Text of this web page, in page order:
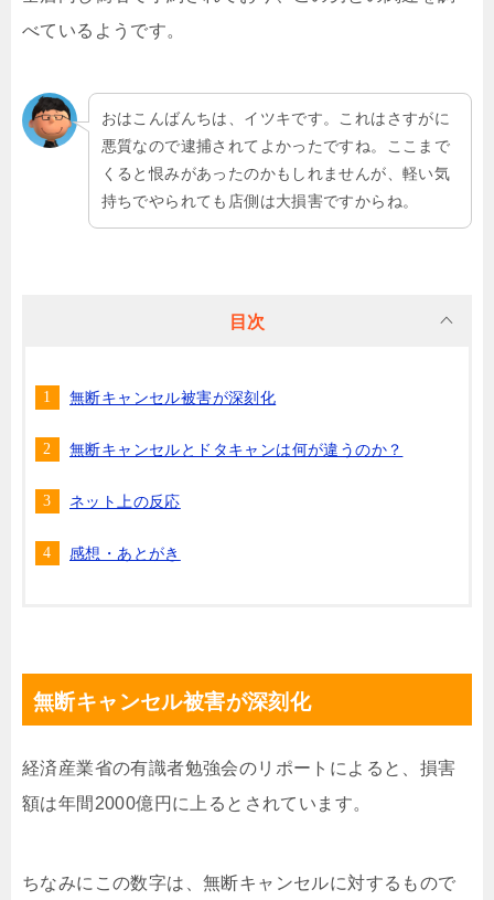
べているようです。
おはこんばんちは、イツキです。これはさすがに
悪質なので逮捕されてよかったですね。ここまで
くると恨みがあったのかもしれませんが、軽い気
持ちでやられても店側は大損害ですからね。
目次
無断キャンセル被害が深刻化
無断キャンセルとドタキャンは何が違うのか？
ネット上の反応
感想・あとがき
無断キャンセル被害が深刻化
経済産業省の有識者勉強会のリポートによると、損害
額は年間2000億円に上るとされています。
ちなみにこの数字は、無断キャンセルに対するもので